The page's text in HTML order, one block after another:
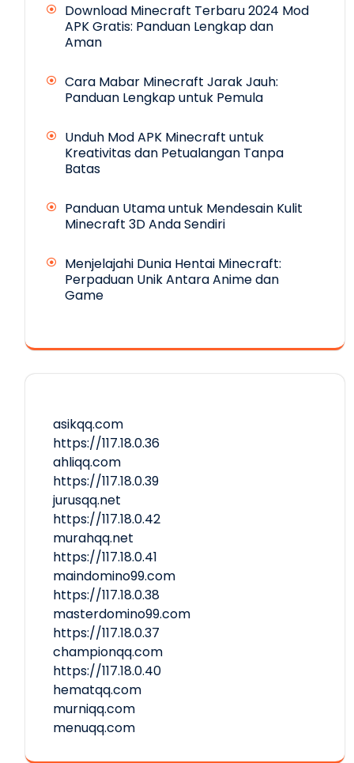
Download Minecraft Terbaru 2024 Mod
APK Gratis: Panduan Lengkap dan
Aman
Cara Mabar Minecraft Jarak Jauh:
Panduan Lengkap untuk Pemula
Unduh Mod APK Minecraft untuk
Kreativitas dan Petualangan Tanpa
Batas
Panduan Utama untuk Mendesain Kulit
Minecraft 3D Anda Sendiri
Menjelajahi Dunia Hentai Minecraft:
Perpaduan Unik Antara Anime dan
Game
asikqq.com
https://117.18.0.36
ahliqq.com
https://117.18.0.39
jurusqq.net
https://117.18.0.42
murahqq.net
https://117.18.0.41
maindomino99.com
https://117.18.0.38
masterdomino99.com
https://117.18.0.37
championqq.com
https://117.18.0.40
hematqq.com
murniqq.com
menuqq.com